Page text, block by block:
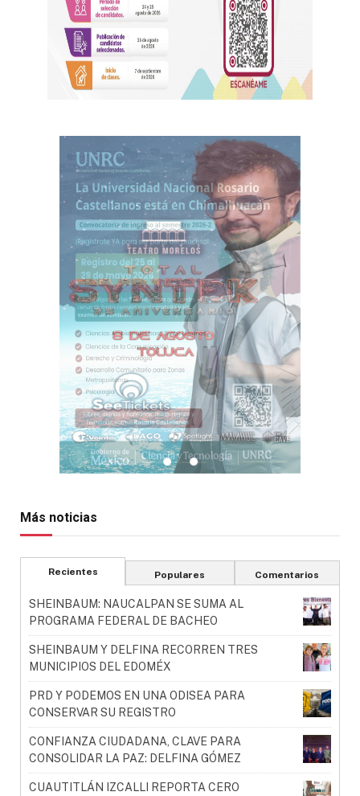
Más noticias
Recientes Populares Comentarios
SHEINBAUM: NAUCALPAN SE SUMA AL
PROGRAMA FEDERAL DE BACHEO
SHEINBAUM Y DELFINA RECORREN TRES
MUNICIPIOS DEL EDOMÉX
PRD Y PODEMOS EN UNA ODISEA PARA
CONSERVAR SU REGISTRO
CONFIANZA CIUDADANA, CLAVE PARA
CONSOLIDAR LA PAZ: DELFINA GÓMEZ
CUAUTITLÁN IZCALLI REPORTA CERO